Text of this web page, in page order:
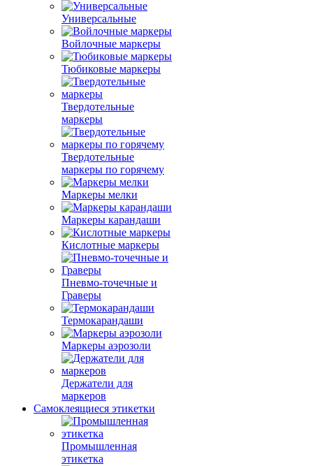
Универсальные
Войлочные маркеры
Тюбиковые маркеры
Твердотельные
маркеры
Твердотельные
маркеры по горячему
Маркеры мелки
Маркеры карандаши
Кислотные маркеры
Пневмо-точечные и
Граверы
Термокарандаши
Маркеры аэрозоли
Держатели для
маркеров
Самоклеящиеся этикетки
Промышленная
этикетка